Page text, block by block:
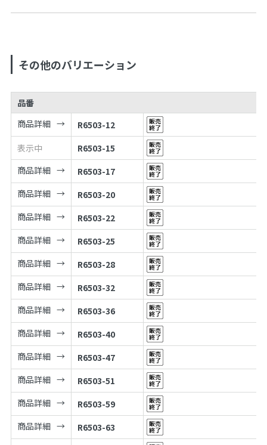
その他のバリエーション
品番
商品詳細
R6503-12
表示中
R6503-15
商品詳細
R6503-17
商品詳細
R6503-20
商品詳細
R6503-22
商品詳細
R6503-25
商品詳細
R6503-28
商品詳細
R6503-32
商品詳細
R6503-36
商品詳細
R6503-40
商品詳細
R6503-47
商品詳細
R6503-51
商品詳細
R6503-59
商品詳細
R6503-63